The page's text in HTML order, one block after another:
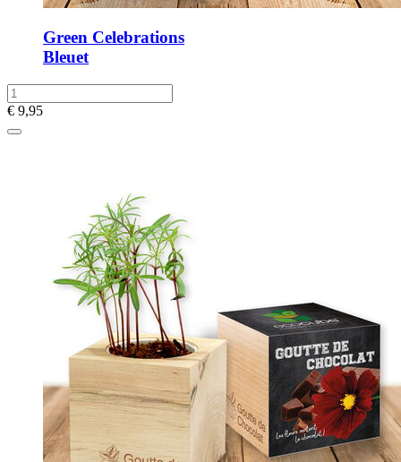
Green Celebrations
Bleuet
€ 9,95